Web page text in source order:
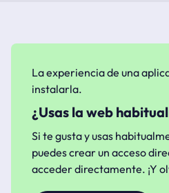
La experiencia de una
instalarla.
¿Usas la web
Si te gusta y usas
puedes crear un acceso
acceder directamente. ¡Y